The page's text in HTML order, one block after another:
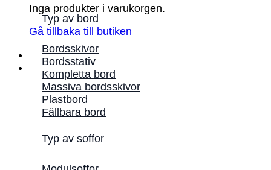
Inga produkter i varukorgen.
Gå tillbaka till butiken
Typ av bord
Bordsskivor
Bordsstativ
Kompletta bord
Massiva bordsskivor
Plastbord
Fällbara bord
Typ av soffor